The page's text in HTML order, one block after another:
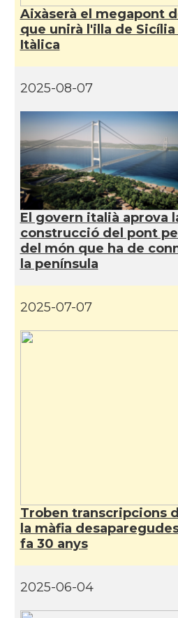
Consolat Consolat
Consolat Consolat
Consolat Consolat
Ambaixada
* + ambaixades i
Aixàserà el megapont
que unirà l'illa de
Itàlica
2025-08-07
El govern italià aprova
construcció del pont
del món que ha de
la península
2025-07-07
Troben transcripcions
la màfia
fa 30 anys
2025-06-04